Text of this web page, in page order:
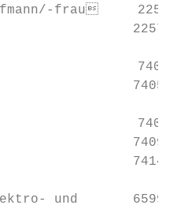
frau
2257P
7400P
7405P
7400P
7409P
7414P
und